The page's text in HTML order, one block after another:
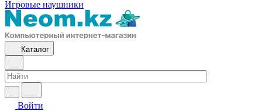
Игровые наушники
Каталог
Войти